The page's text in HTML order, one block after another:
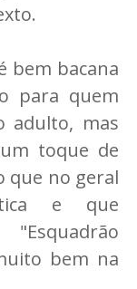
bem bacana
para quem
adulto, mas
toque de
que no geral
e que
bem na